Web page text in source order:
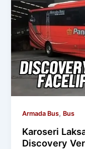
Armada Bus, Bus
Karoseri
Discovery